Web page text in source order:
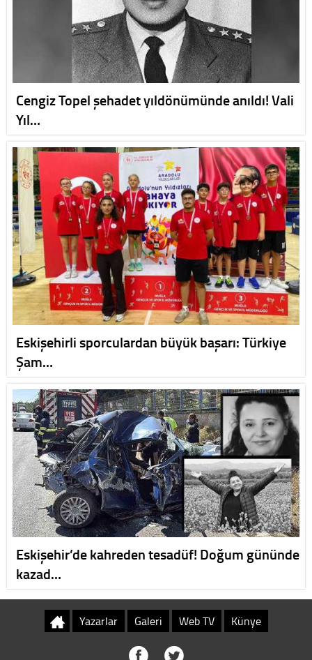
Cengiz Topel şehadet yıldönümünde anıldı! Vali
Yıl…
Eskişehirli sporculardan büyük başarı: Türkiye
Şam…
Eskişehir’de kahreden tesadüf! Doğum gününde
kazad…
Yazarlar Galeri Web TV Künye